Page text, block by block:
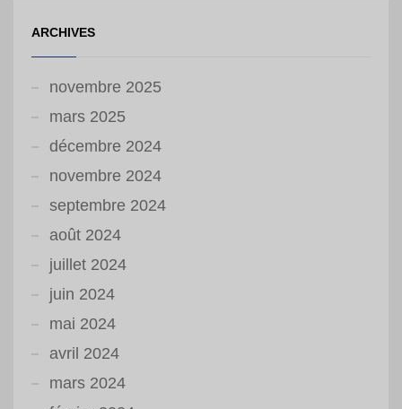
ARCHIVES
novembre 2025
mars 2025
décembre 2024
novembre 2024
septembre 2024
août 2024
juillet 2024
juin 2024
mai 2024
avril 2024
mars 2024